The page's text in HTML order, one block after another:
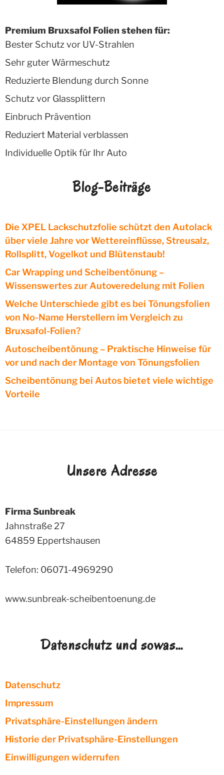
Premium Bruxsafol Folien stehen für:
Bester Schutz vor UV-Strahlen
Sehr guter Wärmeschutz
Reduzierte Blendung durch Sonne
Schutz vor Glassplittern
Einbruch Prävention
Reduziert Material verblassen
Individuelle Optik für Ihr Auto
Blog-Beiträge
Die XPEL Lackschutzfolie schützt den Autolack
über viele Jahre vor Wettereinflüsse, Streusalz,
Rollsplitt, Vogelkot und Blütenstaub!
Car Wrapping und Scheibentönung –
Wissenswertes zur Autoveredelung mit Folien
Welche Unterschiede gibt es bei Tönungsfolien
von No-Name Herstellern im Vergleich zu
Bruxsafol-Folien?
Autoscheibentönung – Praktische Hinweise für
vor und nach der Montage von Tönungsfolien
Scheibentönung bei Autos bietet viele wichtige
Vorteile
Unsere Adresse
Firma Sunbreak
Jahnstraße 27
64859 Eppertshausen
Telefon: 06071-4969290
www.sunbreak-scheibentoenung.de
Datenschutz und sowas…
Datenschutz
Impressum
Privatsphäre-Einstellungen ändern
Historie der Privatsphäre-Einstellungen
Einwilligungen widerrufen